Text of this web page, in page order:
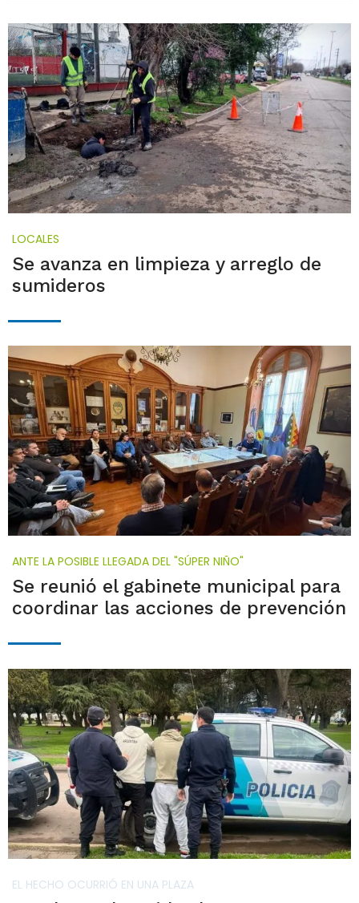
LOCALES
Se avanza en limpieza y arreglo de
sumideros
ANTE LA POSIBLE LLEGADA DEL "SÚPER NIÑO"
Se reunió el gabinete municipal para
coordinar las acciones de prevención
EL HECHO OCURRIÓ EN UNA PLAZA